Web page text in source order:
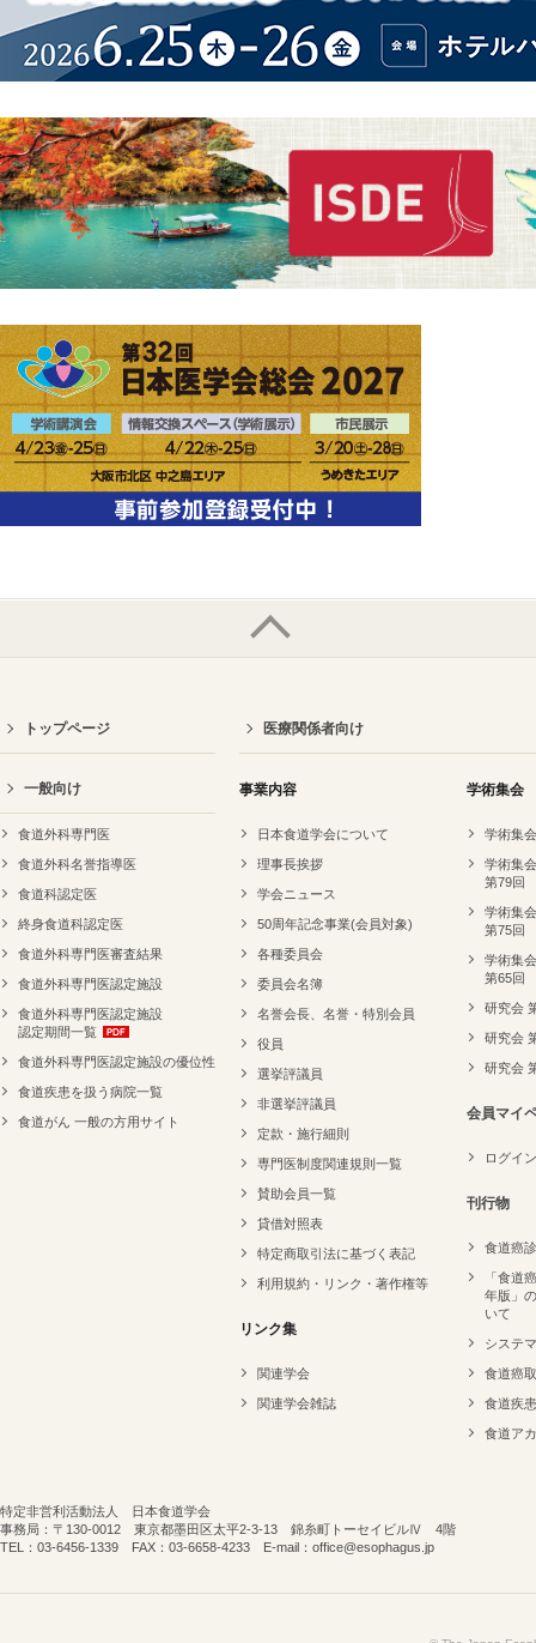
トップページ
一般向け
食道外科専門医
食道外科名誉指導医
食道科認定医
終身食道科認定医
食道外科専門医審査結果
食道外科専門医認定施設
食道外科専門医認定施設
認定期間一覧
食道外科専門医認定施設の優位性
食道疾患を扱う病院一覧
食道がん 一般の方用サイト
医療関係者向け
事業内容
日本食道学会について
理事長挨拶
学会ニュース
50周年記念事業(会員対象)
各種委員会
委員会名簿
名誉会長、名誉・特別会員
役員
選挙評議員
非選挙評議員
定款・施行細則
専門医制度関連規則一覧
賛助会員一覧
貸借対照表
特定商取引法に基づく表記
利用規約・リンク・著作権等
リンク集
関連学会
関連学会雑誌
学術集会
学術集
学術集
第79回
学術集
第75回
学術集
第65回
研究会
研究会
研究会
会員マイ
ログイン
刊行物
食道癌
「食道
年版」
いて
システ
食道癌
食道疾
食道ア
特定非営利活動法人 日本食道学会
事務局：〒130-0012 東京都墨田区太平2-3-13 錦糸町トーセイビルⅣ 4階
TEL：03-6456-1339 FAX：03-6658-4233 E-mail：office@esophagus.jp